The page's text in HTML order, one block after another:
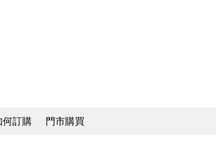
何訂購 門市購買